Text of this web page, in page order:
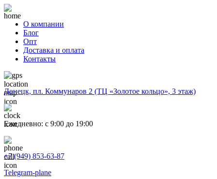
О компании
Блог
Опт
Доставка и оплата
Контакты
Донецк, пл. Коммунаров 2 (ТЦ «Золотое кольцо», 3 этаж)
Ежедневно: с 9:00 до 19:00
+7 (949) 853-63-87
Telegram-plane